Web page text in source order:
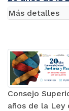
Consejo
años de la Ley
Más detalles